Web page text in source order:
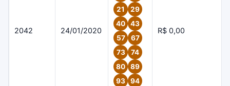
2042 24/01/2020
21
29
40
43
57
67
73
74
80
89
93
94
R$ 0,00